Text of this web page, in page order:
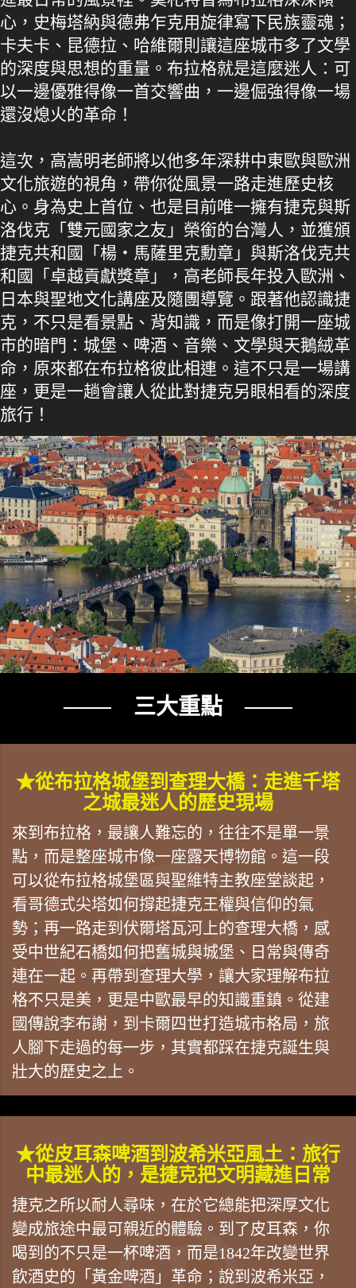
心，史梅塔納與德弗乍克用旋律寫下民族靈魂；
卡夫卡、昆德拉、哈維爾則讓這座城市多了文學
的深度與思想的重量。布拉格就是這麼迷人：可
以一邊優雅得像一首交響曲，一邊倔強得像一場
還沒熄火的革命！
這次，高嵩明老師將以他多年深耕中東歐與歐洲
文化旅遊的視角，帶你從風景一路走進歷史核
心。身為史上首位、也是目前唯一擁有捷克與斯
洛伐克「雙元國家之友」榮銜的台灣人，並獲頒
捷克共和國「楊‧馬薩里克勳章」與斯洛伐克共
和國「卓越貢獻獎章」，高老師長年投入歐洲、
日本與聖地文化講座及隨團導覽。跟著他認識捷
克，不只是看景點、背知識，而是像打開一座城
市的暗門：城堡、啤酒、音樂、文學與天鵝絨革
命，原來都在布拉格彼此相連。這不只是一場講
座，更是一趟會讓人從此對捷克另眼相看的深度
旅行！
─── 三大重點 ───
★從布拉格城堡到查理大橋：走進千塔
之城最迷人的歷史現場
來到布拉格，最讓人難忘的，往往不是單一景
點，而是整座城市像一座露天博物館。這一段
可以從布拉格城堡區與聖維特主教座堂談起，
看哥德式尖塔如何撐起捷克王權與信仰的氣
勢；再一路走到伏爾塔瓦河上的查理大橋，感
受中世紀石橋如何把舊城與城堡、日常與傳奇
連在一起。再帶到查理大學，讓大家理解布拉
格不只是美，更是中歐最早的知識重鎮。從建
國傳說李布謝，到卡爾四世打造城市格局，旅
人腳下走過的每一步，其實都踩在捷克誕生與
壯大的歷史之上。
★從皮耳森啤酒到波希米亞風土：旅行
中最迷人的，是捷克把文明藏進日常
捷克之所以耐人尋味，在於它總能把深厚文化
變成旅途中最可親近的體驗。到了皮耳森，你
喝到的不只是一杯啤酒，而是1842年改變世界
飲酒史的「黃金啤酒」革命；說到波希米亞，